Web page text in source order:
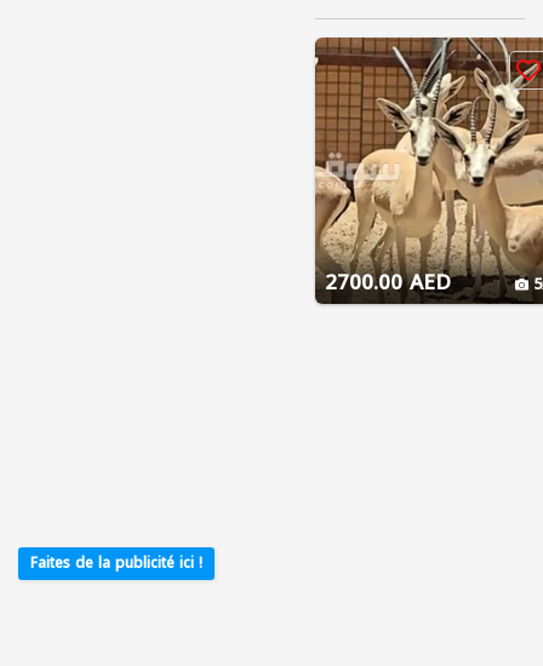
Faites de la publicité ici !
2700.00 AED 5